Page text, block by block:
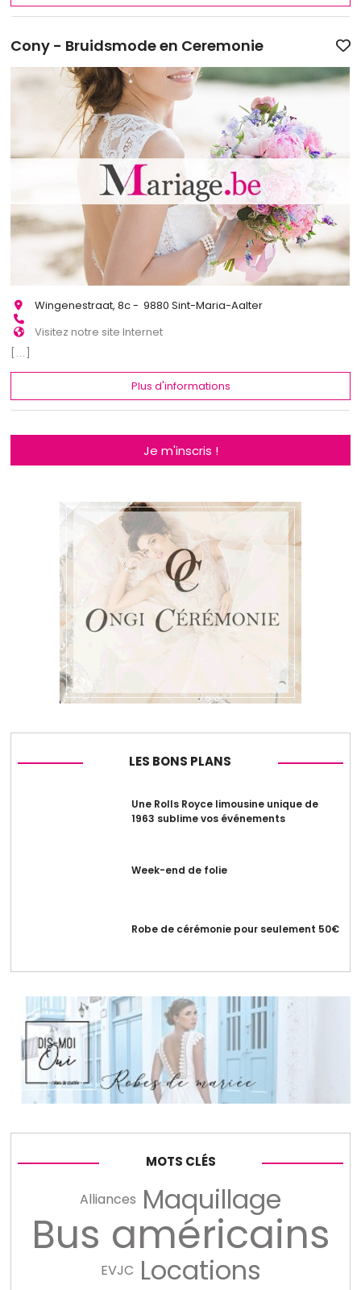
Cony - Bruidsmode en Ceremonie
Wingenestraat, 8c - 9880 Sint-Maria-Aalter
Visitez notre site Internet
[...]
Plus d'informations
Je m'inscris !
LES BONS PLANS
Une Rolls Royce limousine unique de
1963 sublime vos événements
Week-end de folie
Robe de cérémonie pour seulement 50€
MOTS CLÉS
Alliances Maquillage
Bus américains
EVJC Locations